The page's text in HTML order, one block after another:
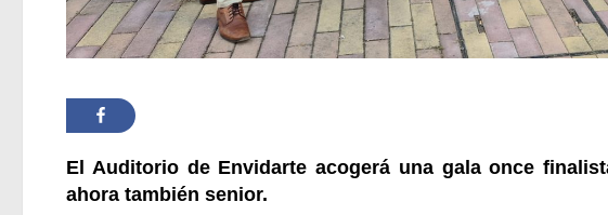
El Auditorio deEnvidarteacogerá una galaonce
ahora también senior.